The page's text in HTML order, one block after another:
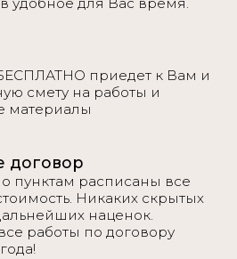
приедет к Вам и
смету на работы и
материалы
договор
пунктам расписаны все
Никаких скрытых
наценок.
работы по договору